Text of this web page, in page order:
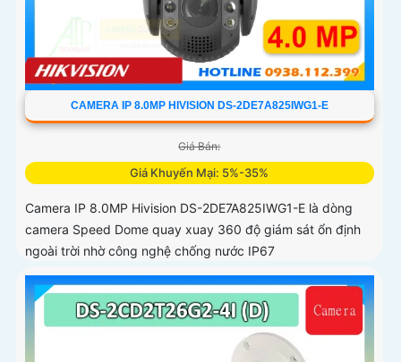
CAMERA IP 8.0MP HIVISION DS-2DE7A825IWG1-E
Giá Bán:
Giá Khuyến Mại: 5%-35%
Camera IP 8.0MP Hivision DS-2DE7A825IWG1-E là dòng
camera Speed Dome quay xuay 360 độ giám sát ổn định
ngoài trời nhờ công nghệ chống nước IP67